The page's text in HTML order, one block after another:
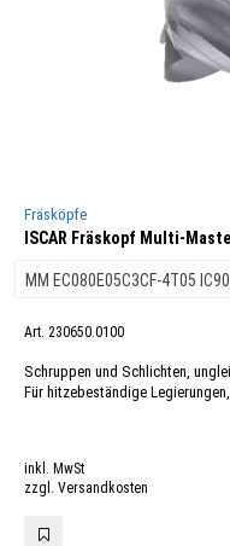
Fräsköpfe
ISCAR Fräskopf Multi-
Art. 230650.0100
Schruppen und Schlichten,
Für hitzebeständige
inkl. MwSt
zzgl. Versandkosten